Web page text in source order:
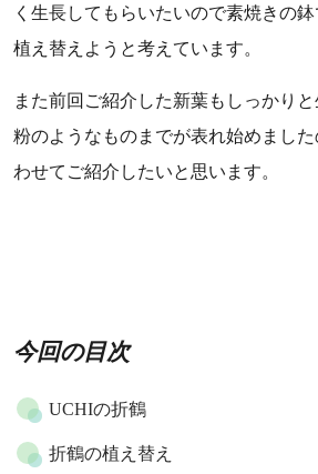
く生長してもらいたいので素焼きの
植え替えようと考えています。
また前回ご紹介した新葉もしっかり
粉のようなものまでが表れ始めまし
わせてご紹介したいと思います。
今回の目次
UCHIの折鶴
折鶴の植え替え